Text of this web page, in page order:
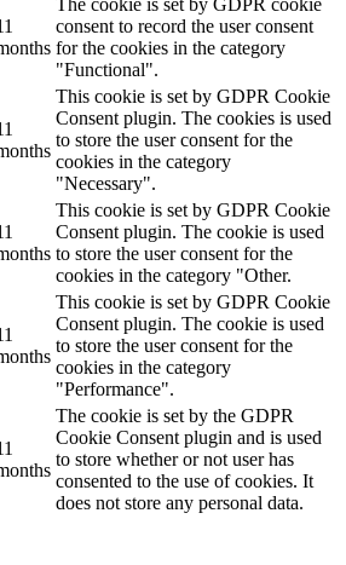
The cookie is set by GDPR cookie
consent to record the user consent
for the cookies in the category
"Functional".
This cookie is set by GDPR Cookie
Consent plugin. The cookies is used
to store the user consent for the
cookies in the category
"Necessary".
This cookie is set by GDPR Cookie
Consent plugin. The cookie is used
to store the user consent for the
cookies in the category "Other.
This cookie is set by GDPR Cookie
Consent plugin. The cookie is used
to store the user consent for the
cookies in the category
"Performance".
The cookie is set by the GDPR
Cookie Consent plugin and is used
to store whether or not user has
consented to the use of cookies. It
does not store any personal data.